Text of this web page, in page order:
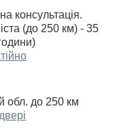
консультація.
(до 250 км) - 35
обл. до 250 км